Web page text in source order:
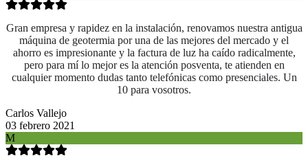
Gran empresa y rapidez en la instalación, renovamos nuestra antigua
máquina de geotermia por una de las mejores del mercado y el
ahorro es impresionante y la factura de luz ha caído radicalmente,
pero para mí lo mejor es la atención posventa, te atienden en
cualquier momento dudas tanto telefónicas como presenciales. Un
10 para vosotros.
Carlos Vallejo
03 febrero 2021
M